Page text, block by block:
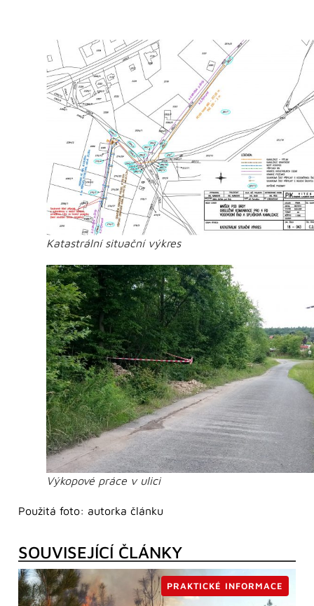
Katastrální situační výkres
Výkopové práce v ulici
Použitá foto: autorka článku
SOUVISEJÍCÍ ČLÁNKY
PRAKTICKÉ INFORMACE